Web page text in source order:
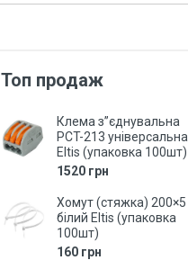
Магнітні пускачі, контактори,
Кнопки, перемикачі, пости...
Дзвоники, кнопки до дзвоників
Коробки монтажні і розподільчі
Щитки, бокси, панелі пластикові
Щитки, бокси металеві
Топ продаж
Клема з”єднувальна
PCT-213 універсальна
Eltis (упаковка 100шт)
1520 грн
Хомут (стяжка) 200×5
білий Eltis (упаковка
100шт)
160 грн